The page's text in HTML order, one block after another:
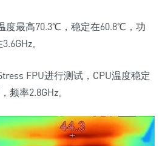
度最高70.3℃，稳定在60.8℃，功
。
FPU进行测试，CPU温度稳定
频率2.8GHz。